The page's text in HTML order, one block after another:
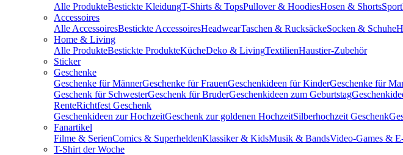
Alle ProdukteBestickte KleidungT-Shirts & TopsPullover & HoodiesHosen & Shorts
Accessoires
Alle AccessoiresBestickte AccessoiresHeadwearTaschen & RucksäckeSocken & Schuhe
Home & Living
Alle ProdukteBestickte ProdukteKücheDeko & LivingTextilienHaustier-Zubehör
Sticker
Geschenke
Geschenke für MännerGeschenke für FrauenGeschenkideen für KinderGeschenke für
Geschenk für SchwesterGeschenk für BruderGeschenkideen zum Geburtstag
RenteRichtfest Geschenk
Geschenkideen zur HochzeitGeschenk zur goldenen HochzeitSilberhochzeit Geschenk
Fanartikel
Filme & SerienComics & SuperheldenKlassiker & KidsMusik & BandsVideo-Games &
T-Shirt der Woche